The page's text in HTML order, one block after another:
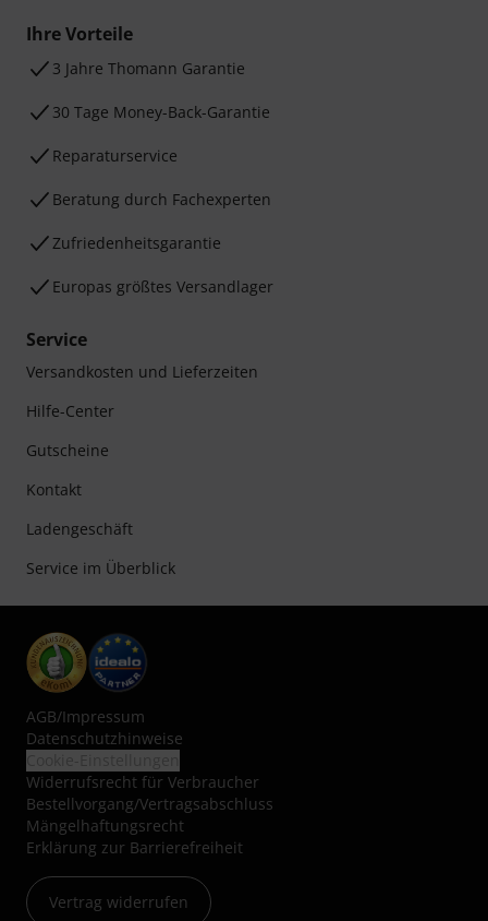
Ihre Vorteile
3 Jahre Thomann Garantie
30 Tage Money-Back-Garantie
Reparaturservice
Beratung durch Fachexperten
Zufriedenheitsgarantie
Europas größtes Versandlager
Service
Versandkosten und Lieferzeiten
Hilfe-Center
Gutscheine
Kontakt
Ladengeschäft
Service im Überblick
AGB/Impressum
Datenschutzhinweise
Widerrufsrecht für Verbraucher
Bestellvorgang/Vertragsabschluss
Mängelhaftungsrecht
Erklärung zur Barrierefreiheit
Vertrag widerrufen